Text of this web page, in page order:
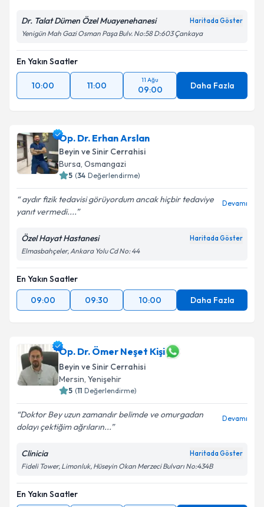
Dr. Talat Dümen Özel Muayenehanesi Haritada Göster
Yenigün Mah Gazi Osman Paşa Bulv. No:58 D:603 Çankaya
En Yakın Saatler
10:00 11:00
11 Ağu
09:00 Daha Fazla
Op. Dr. Erhan Arslan
Beyin ve Sinir Cerrahisi
Bursa, Osmangazi
5 (34 Değerlendirme)
aydır fizik tedavisi görüyordum ancak hiçbir tedaviye
yanıt vermedi....
Devamı
Özel Hayat Hastanesi Haritada Göster
Elmasbahçeler, Ankara Yolu Cd No: 44
En Yakın Saatler
09:00
09:30 10:00 Daha Fazla
Op. Dr. Ömer Neşet Kişi
Beyin ve Sinir Cerrahisi
Mersin, Yenişehir
5 (11 Değerlendirme)
Doktor Bey uzun zamandır belimde ve omurgadan
dolayı çektiğim ağrıların...
Devamı
Clinicia Haritada Göster
Fideli Tower, Limonluk, Hüseyin Okan Merzeci Bulvarı No:434B
En Yakın Saatler